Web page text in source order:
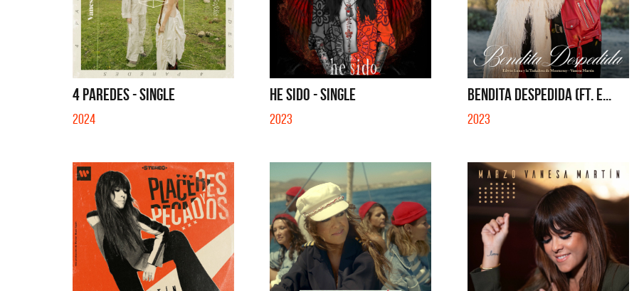
4 PAREDES - SINGLE
2024
HE SIDO - SINGLE
2023
BENDITA DESPEDIDA (FT. E...
2023
EN EL CIBER (LADO BE) - EP QUE NO SE MUELA LA MUELA - SINGLE
La
QUE NO